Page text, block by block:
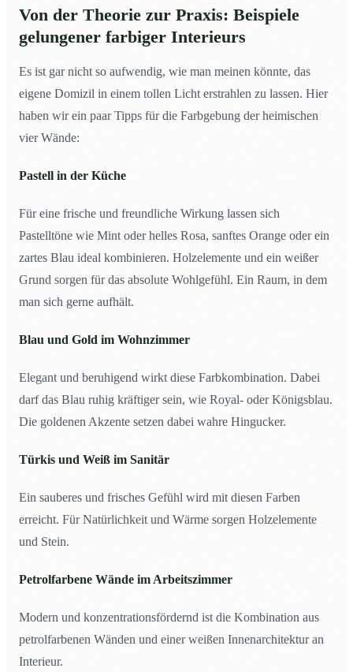
Von der Theorie zur Praxis: Beispiele
gelungener farbiger Interieurs
Es ist gar nicht so aufwendig, wie man meinen könnte, das
eigene Domizil in einem tollen Licht erstrahlen zu lassen. Hier
haben wir ein paar Tipps für die Farbgebung der heimischen
vier Wände:
Pastell in der Küche
Für eine frische und freundliche Wirkung lassen sich
Pastelltöne wie Mint oder helles Rosa, sanftes Orange oder ein
zartes Blau ideal kombinieren. Holzelemente und ein weißer
Grund sorgen für das absolute Wohlgefühl. Ein Raum, in dem
man sich gerne aufhält.
Blau und Gold im Wohnzimmer
Elegant und beruhigend wirkt diese Farbkombination. Dabei
darf das Blau ruhig kräftiger sein, wie Royal- oder Königsblau.
Die goldenen Akzente setzen dabei wahre Hingucker.
Türkis und Weiß im Sanitär
Ein sauberes und frisches Gefühl wird mit diesen Farben
erreicht. Für Natürlichkeit und Wärme sorgen Holzelemente
und Stein.
Petrolfarbene Wände im Arbeitszimmer
Modern und konzentrationsfördernd ist die Kombination aus
petrolfarbenen Wänden und einer weißen Innenarchitektur an
Interieur.